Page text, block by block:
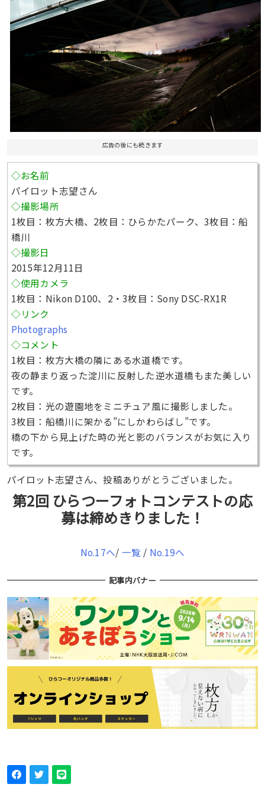
広告の後にも続きます
◇お名前
パイロット志望さん
◇撮影場所
1枚目：枚方大橋、2枚目：ひらかたパーク、3枚目：船
橋川
◇撮影日
2015年12月11日
◇使用カメラ
1枚目：Nikon D100、2・3枚目：Sony DSC-RX1R
◇リンク
Photographs
◇コメント
1枚目：枚方大橋の隣にある水道橋です。
夜の静まり返った淀川に反射した逆水道橋もまた美しい
です。
2枚目：光の遊園地をミニチュア風に撮影しました。
3枚目：船橋川に架かる”にしかわらばし”です。
橋の下から見上げた時の光と影のバランスがお気に入り
です。
パイロット志望さん、投稿ありがとうございました。
第2回 ひらつーフォトコンテストの応
募は締めきりました！
No.17へ/ 一覧 / No.19へ
記事内バナー